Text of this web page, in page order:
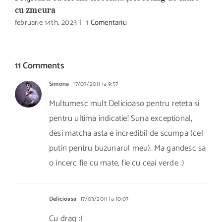
cu zmeura
februarie 14th, 2023 | 1 Comentariu
11 Comments
Simona 17/03/2011 la 9:57
Multumesc mult Delicioaso pentru reteta si
pentru ultima indicatie! Suna exceptional,
desi matcha asta e incredibil de scumpa (cel
putin pentru buzunarul meu). Ma gandesc sa
o incerc fie cu mate, fie cu ceai verde :)
Delicioasa 17/03/2011 la 10:07
Cu drag :)